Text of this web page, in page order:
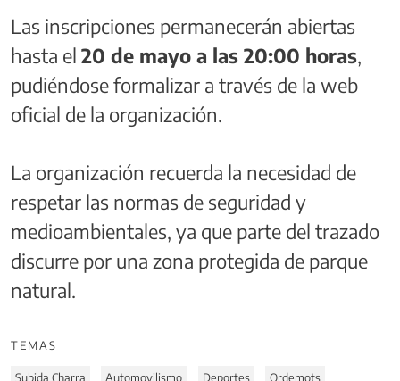
Las inscripciones permanecerán abiertas
hasta el 20 de mayo a las 20:00 horas,
pudiéndose formalizar a través de la web
oficial de la organización.
La organización recuerda la necesidad de
respetar las normas de seguridad y
medioambientales, ya que parte del trazado
discurre por una zona protegida de parque
natural.
TEMAS
Subida Charra Automovilismo Deportes Ordemots